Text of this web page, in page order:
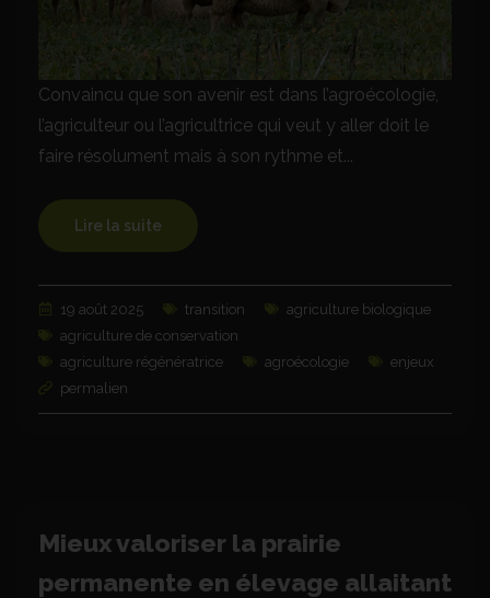
Convaincu que son avenir est dans l’agroécologie,
l’agriculteur ou l’agricultrice qui veut y aller doit le
faire résolument mais à son rythme et...
Lire la suite
19 août 2025 transition
agriculture biologique
agriculture de conservation
agriculture régénératrice
agroécologie
enjeux
permalien
Mieux valoriser la prairie
permanente en élevage allaitant